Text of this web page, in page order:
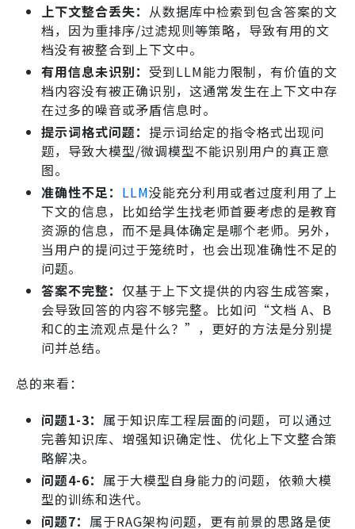
上下文整合丢失： 从数据库中检索到包含答案的文
档，因为重排序/过滤规则等策略，导致有用的文
档没有被整合到上下文中。
有用信息未识别： 受到LLM能力限制，有价值的文
档内容没有被正确识别，这通常发生在上下文中存
在过多的噪音或矛盾信息时。
提示词格式问题： 提示词给定的指令格式出现问
题，导致大模型/微调模型不能识别用户的真正意
图。
准确性不足： LLM没能充分利用或者过度利用了上
下文的信息，比如给学生找老师首要考虑的是教育
资源的信息，而不是具体确定是哪个老师。另外，
当用户的提问过于笼统时，也会出现准确性不足的
问题。
答案不完整： 仅基于上下文提供的内容生成答案，
会导致回答的内容不够完整。比如问“文档 A、B
和C的主流观点是什么？”，更好的方法是分别提
问并总结。
总的来看：
问题1-3： 属于知识库工程层面的问题，可以通过
完善知识库、增强知识确定性、优化上下文整合策
略解决。
问题4-6： 属于大模型自身能力的问题，依赖大模
型的训练和迭代。
问题7： 属于RAG架构问题，更有前景的思路是使